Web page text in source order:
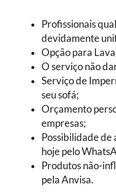
Profissionais
devidamente
Opção para
O serviço não
Serviço de
seu sofá;
Orçamento
empresas;
Possibilidade de
hoje pelo
Produtos não-
pela Anvisa.